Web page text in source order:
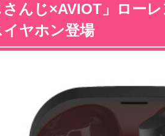
さんじ×AVIOT」ロー
ヤホン登場